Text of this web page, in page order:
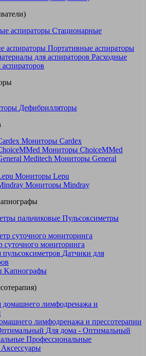
Стационарные
Портативные аспираторы
Расходные
Дефибрилляторы
Мониторы Cardex
Мониторы ChoiceMMed
Мониторы General
Мониторы Lepu
Мониторы Mindray
Пульсоксиметры
суточного мониторинга
Датчики для
Kапнографы
лимфодренажа и прессотерапии
Для дома - Оптимальный
Профессиональные
Аксессуары